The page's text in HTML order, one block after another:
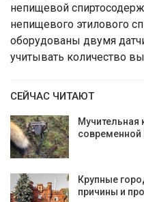
непищевой
непищевого этилового
оборудованы двумя
учитывать количество
СЕЙЧАС ЧИТАЮТ
Мучительная
современной
Крупные
причины и